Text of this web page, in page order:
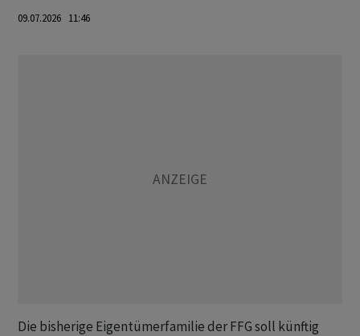
09.07.2026 11:46
Die bisherige Eigentümerfamilie der FFG soll künftig